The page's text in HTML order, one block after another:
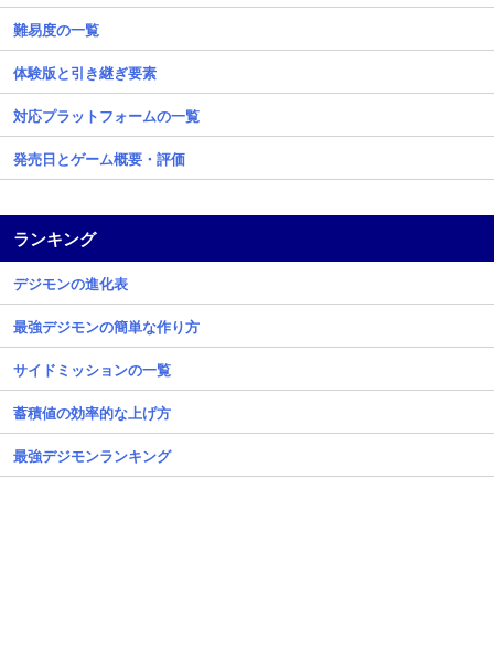
難易度の一覧
体験版と引き継ぎ要素
対応プラットフォームの一覧
発売日とゲーム概要・評価
ランキング
デジモンの進化表
最強デジモンの簡単な作り方
サイドミッションの一覧
蓄積値の効率的な上げ方
最強デジモンランキング